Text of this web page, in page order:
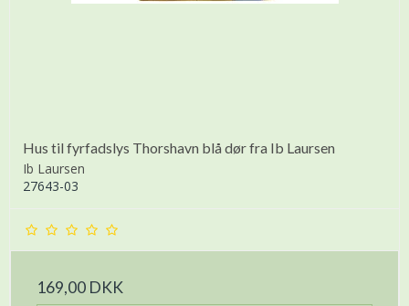
Hus til fyrfadslys Thorshavn blå dør fra Ib Laursen
Ib Laursen
27643-03
169,00 DKK